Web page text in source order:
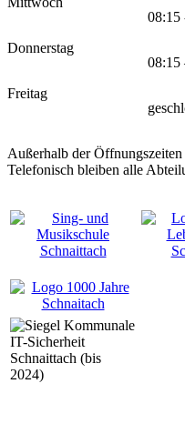
08:15
Donnerstag
08:15
Freitag
Außerhalb der
Telefonisch bleiben alle